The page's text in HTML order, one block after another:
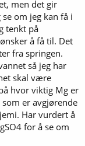
men det gir
om jeg kan få i
tenkt på
å få til. Det
fra springen.
så jeg har
skal være
hvor viktig Mg er
er avgjørende
Har vurdert å
for å se om